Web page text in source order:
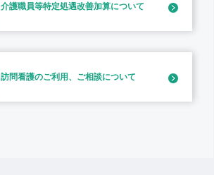
介護職員等特定処遇改善加算について
訪問看護のご利用、 ご相談について